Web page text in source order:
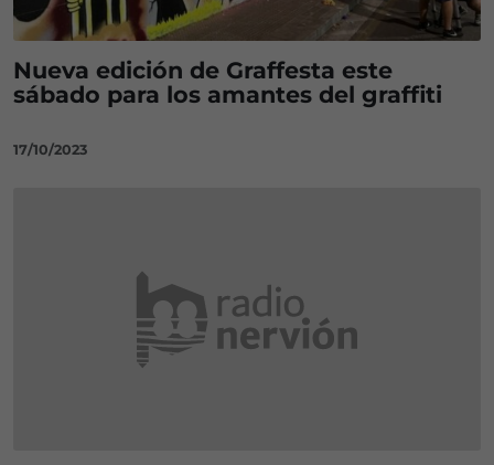
Nueva edición de Graffesta este
sábado para los amantes del graffiti
17/10/2023